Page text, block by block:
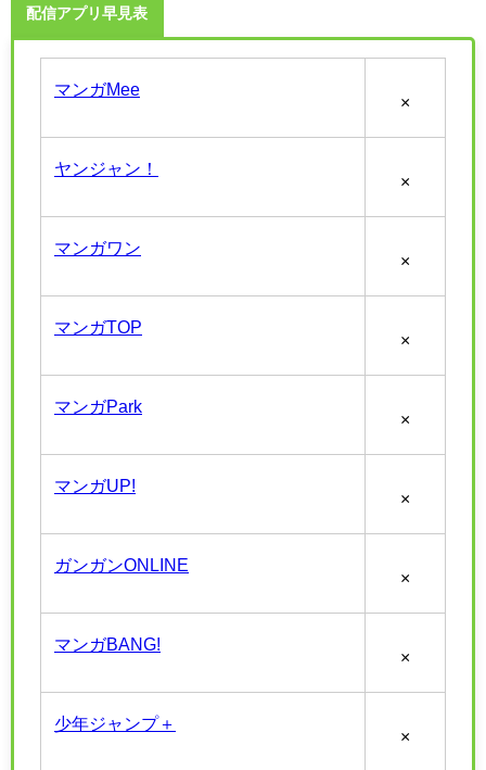
配信アプリ早見表
マンガMee
×
ヤンジャン！
×
マンガワン
×
マンガTOP
×
マンガPark
×
マンガUP!
×
ガンガンONLINE
×
マンガBANG!
×
少年ジャンプ＋
×